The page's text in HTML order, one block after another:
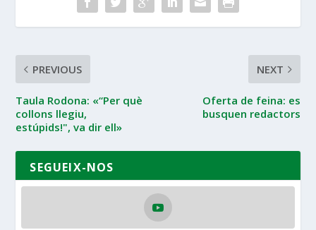
PREVIOUS
Taula Rodona: «“Per què
collons llegiu,
estúpids!", va dir ell»
NEXT
Oferta de feina: es
busquen redactors
SEGUEIX-NOS